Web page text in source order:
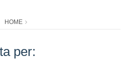
HOME
per: